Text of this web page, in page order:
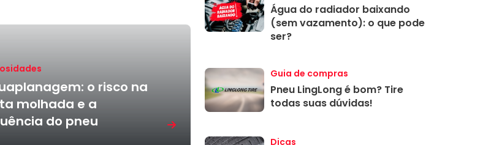
o risco na
molhada e a
do pneu
Água do radiador baixando
(sem vazamento): o que pode
ser?
Guia de compras
Pneu LingLong é bom? Tire
todas suas dúvidas!
Dicas